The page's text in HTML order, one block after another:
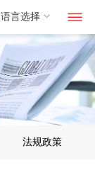
语言选择
法规政策